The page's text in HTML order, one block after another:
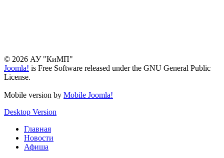
© 2026 АУ "КиМП"
Joomla! is Free Software released under the GNU General Public
License.
Mobile version by Mobile Joomla!
Desktop Version
Главная
Новости
Афиша